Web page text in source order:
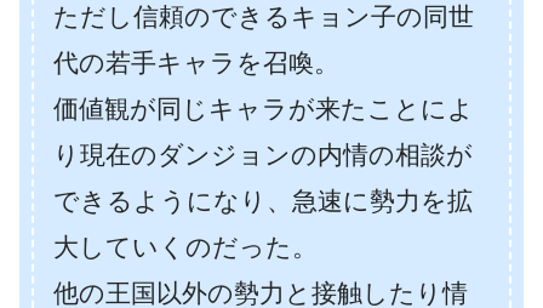
ただし信頼のできるキョン子の同世
代の若手キャラを召喚。
価値観が同じキャラが来たことによ
り現在のダンジョンの内情の相談が
できるようになり、急速に勢力を拡
大していくのだった。
他の王国以外の勢力と接触したり情